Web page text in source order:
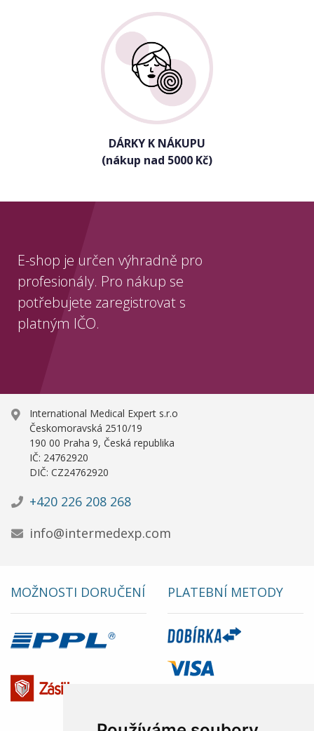
DÁRKY K NÁKUPU
(nákup nad 5000 Kč)
E-shop je určen výhradně pro
profesionály. Pro nákup se
potřebujete zaregistrovat s
platným IČO.
International Medical Expert s.r.o
Českomoravská 2510/19
190 00 Praha 9, Česká republika
IČ: 24762920
DIČ: CZ24762920
+420 226 208 268
info@intermedexp.com
MOŽNOSTI DORUČENÍ PLATEBNÍ METODY